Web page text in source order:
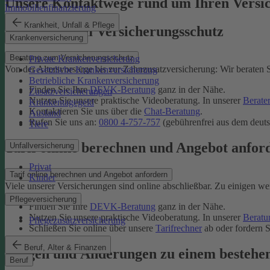
Immobilienfinanzierung
Krankheit, Unfall & Pflege
Krankenversicherung
Private Krankenversicherung
Gesetzliche Krankenversicherung
Betriebliche Krankenversicherung
Zusatzversicherungen
Krankentagegeld
Ausland
Tiere
Unfallversicherung
Privat
Kinder
Pflegeversicherung
Pflegezusatzversicherung
Beruf, Alter & Finanzen
Beruf
Beratung zum Versicherungsschutz
Beratung zum Versicherungsschutz
Von der Altersvorsorge bis zur Zahnzusatzversicherung: Wir
Finden Sie IhreDEVK-Beratung ganz in der Nähe.
Nutzen Sie unsere praktische Videoberatung. In unserer
Kontaktieren Sie uns über die Chat-Beratung.
Rufen Sie uns an: 0800 4-757-757 (gebührenfrei aus dem
Tarif online berechnen und Angebot
Tarif online berechnen und Angebot anfordern
Viele unserer Versicherungen sind online abschließbar. Zu einigen
Finden Sie Ihre DEVK-Beratung ganz in der Nähe.
Nutzen Sie unsere praktische Videoberatung. In unserer
Schließen Sie online über unsere Tarifrechner ab oder fordern
Fragen und Änderungen zu einem